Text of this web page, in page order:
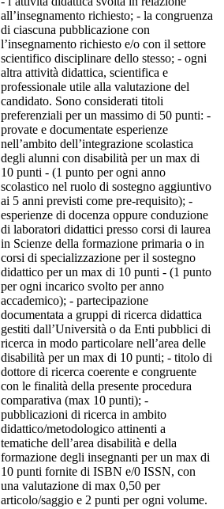
all’insegnamento richiesto; - la congruenza
di ciascuna pubblicazione con
l’insegnamento richiesto e/o con il settore
scientifico disciplinare dello stesso; - ogni
altra attività didattica, scientifica e
professionale utile alla valutazione del
candidato. Sono considerati titoli
preferenziali per un massimo di 50 punti: -
provate e documentate esperienze
nell’ambito dell’integrazione scolastica
degli alunni con disabilità per un max di
10 punti - (1 punto per ogni anno
scolastico nel ruolo di sostegno aggiuntivo
ai 5 anni previsti come pre-requisito); -
esperienze di docenza oppure conduzione
di laboratori didattici presso corsi di laurea
in Scienze della formazione primaria o in
corsi di specializzazione per il sostegno
didattico per un max di 10 punti - (1 punto
per ogni incarico svolto per anno
accademico); - partecipazione
documentata a gruppi di ricerca didattica
gestiti dall’Università o da Enti pubblici di
ricerca in modo particolare nell’area delle
disabilità per un max di 10 punti; - titolo di
dottore di ricerca coerente e congruente
con le finalità della presente procedura
comparativa (max 10 punti); -
pubblicazioni di ricerca in ambito
didattico/metodologico attinenti a
tematiche dell’area disabilità e della
formazione degli insegnanti per un max di
10 punti fornite di ISBN e/0 ISSN, con
una valutazione di max 0,50 per
articolo/saggio e 2 punti per ogni volume.